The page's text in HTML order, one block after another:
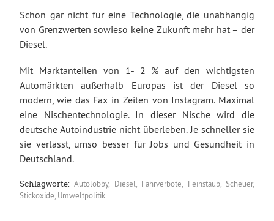
Schon gar nicht für eine Technologie, die unabhängig
von Grenzwerten sowieso keine Zukunft mehr hat – der
Diesel.
Mit Marktanteilen von 1- 2 % auf den wichtigsten
Automärkten außerhalb Europas ist der Diesel so
modern, wie das Fax in Zeiten von Instagram. Maximal
eine Nischentechnologie. In dieser Nische wird die
deutsche Autoindustrie nicht überleben. Je schneller sie
sie verlässt, umso besser für Jobs und Gesundheit in
Deutschland.
Schlagworte: Autolobby, Diesel Fahrverbote Feinstaub, Scheuer,
Stickoxide Umweltpolitik